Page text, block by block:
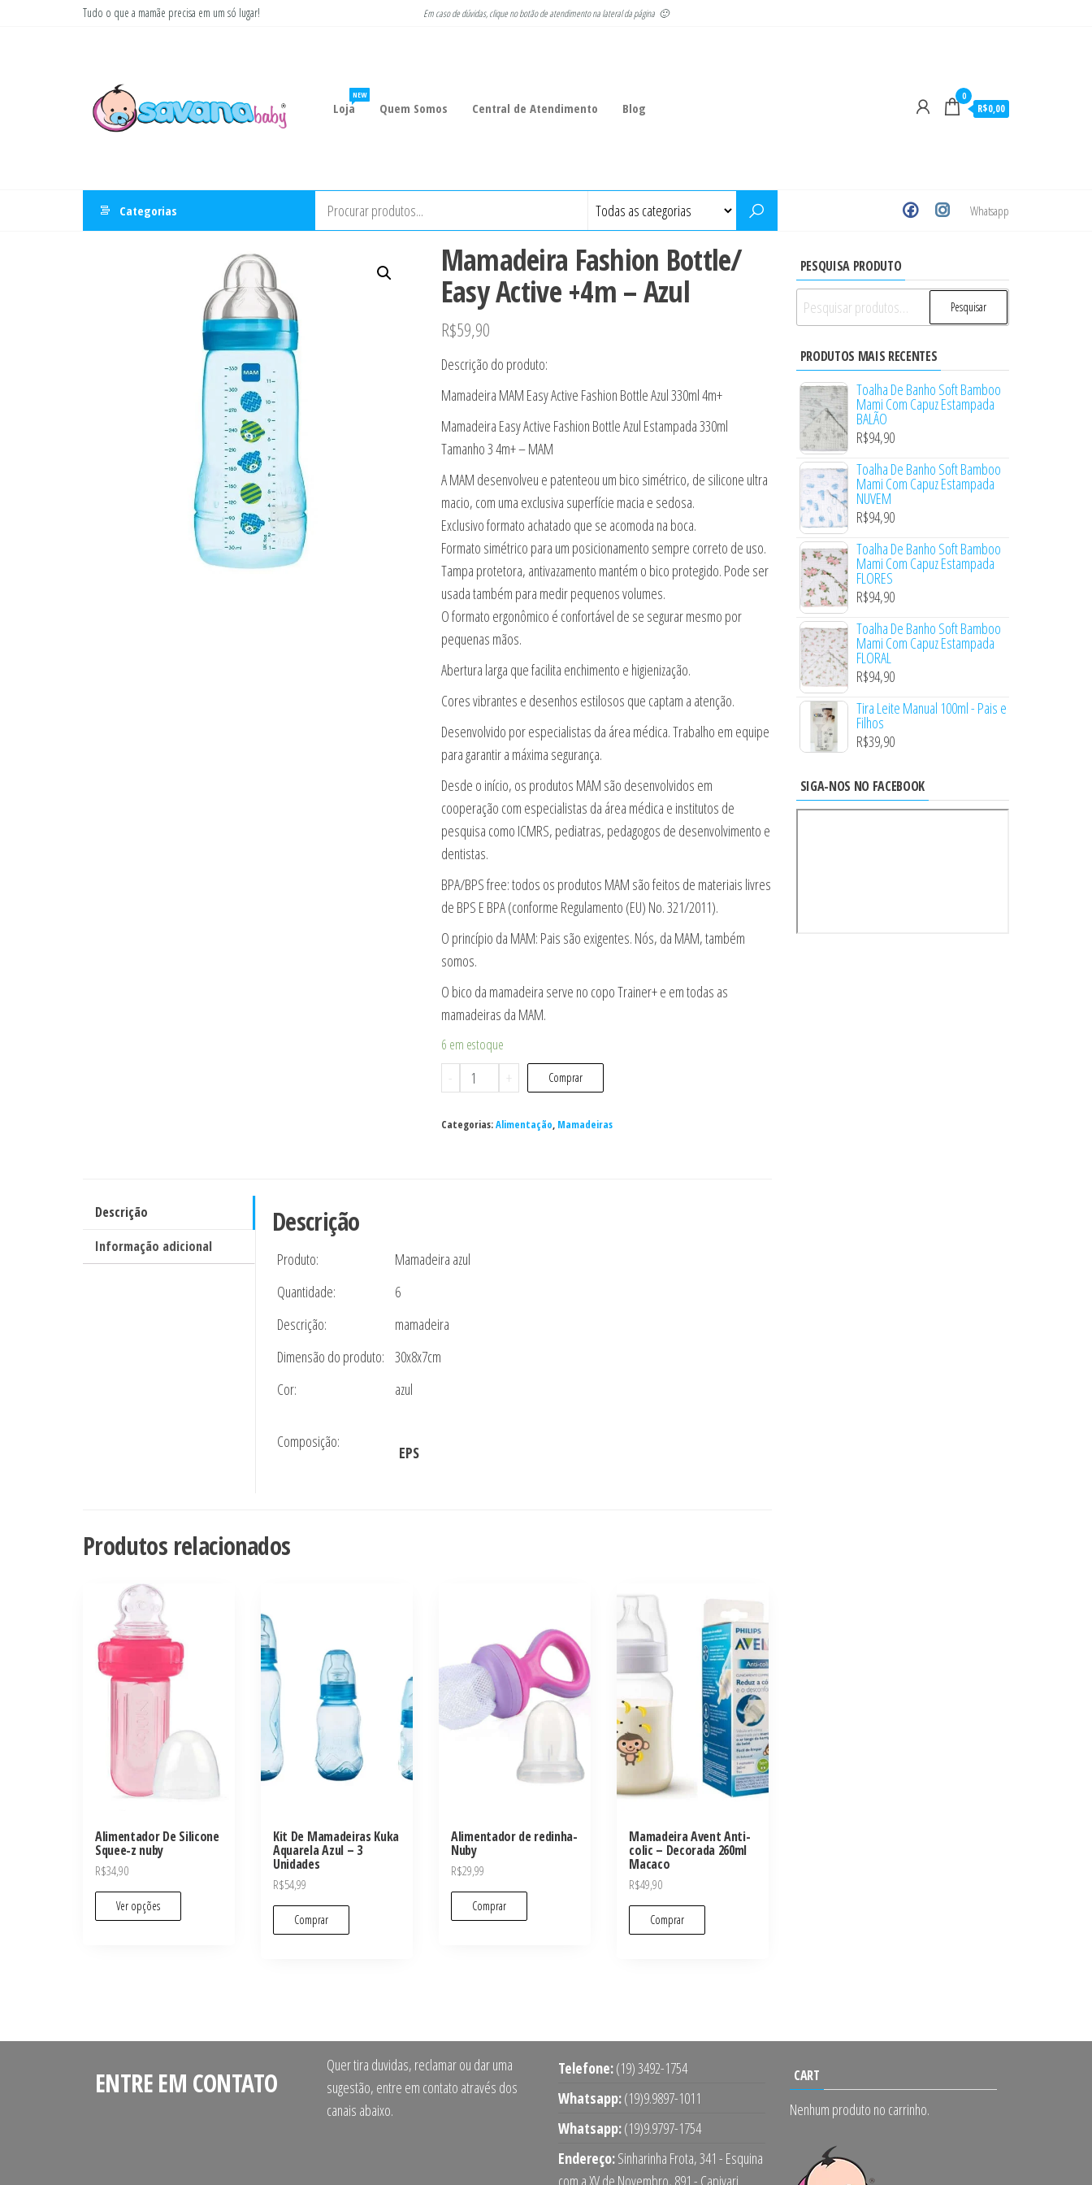
Tudo o que a mamãe precisa em um só lugar! Em caso de dúvidas, clique no botão de atendimento na lateral da página 🙂
Loja
NEW
Quem Somos Central de Atendimento Blog
0
R$0,00
Categorias Whatsapp
Mamadeira Fashion Bottle/
Easy Active +4m – Azul
R$59,90
Descrição do produto:
Mamadeira MAM Easy Active Fashion Bottle Azul 330ml 4m+
Mamadeira Easy Active Fashion Bottle Azul Estampada 330ml
Tamanho 3 4m+ – MAM
A MAM desenvolveu e patenteou um bico simétrico, de silicone ultra
macio, com uma exclusiva superfície macia e sedosa.
Exclusivo formato achatado que se acomoda na boca.
Formato simétrico para um posicionamento sempre correto de uso.
Tampa protetora, antivazamento mantém o bico protegido. Pode ser
usada também para medir pequenos volumes.
O formato ergonômico é confortável de se segurar mesmo por
pequenas mãos.
Abertura larga que facilita enchimento e higienização.
Cores vibrantes e desenhos estilosos que captam a atenção.
Desenvolvido por especialistas da área médica. Trabalho em equipe
para garantir a máxima segurança.
Desde o início, os produtos MAM são desenvolvidos em
cooperação com especialistas da área médica e institutos de
pesquisa como ICMRS, pediatras, pedagogos de desenvolvimento e
dentistas.
BPA/BPS free: todos os produtos MAM são feitos de materiais livres
de BPS E BPA (conforme Regulamento (EU) No. 321/2011).
O princípio da MAM: Pais são exigentes. Nós, da MAM, também
somos.
O bico da mamadeira serve no copo Trainer+ e em todas as
mamadeiras da MAM.
6 em estoque
-
Mamadeira
Fashion
Bottle/
quantidade
+ Comprar
Categorias:Alimentação, Mamadeiras
Descrição
Informação adicional
Descrição
Produto:
Mamadeira azul
Quantidade:
6
Descrição:
mamadeira
Dimensão do produto: 30x8x7cm
Cor:
azul
Composição:
EPS
Produtos relacionados
Alimentador De Silicone
Squee-z nuby
R$34,90
Ver opções
Kit De Mamadeiras Kuka
Aquarela Azul – 3
Unidades
R$54,99
Comprar
Alimentador de redinha-
Nuby
R$29,99
Comprar
Mamadeira Avent Anti-
colic – Decorada 260ml
Macaco
R$49,90
Comprar
PESQUISA PRODUTO
Pesquisar
por:
Pesquisar
PRODUTOS MAIS RECENTES
Toalha De Banho Soft Bamboo
Mami Com Capuz Estampada
BALÃO
R$94,90
Toalha De Banho Soft Bamboo
Mami Com Capuz Estampada
NUVEM
R$94,90
Toalha De Banho Soft Bamboo
Mami Com Capuz Estampada
FLORES
R$94,90
Toalha De Banho Soft Bamboo
Mami Com Capuz Estampada
FLORAL
R$94,90
Tira Leite Manual 100ml - Pais e
Filhos
R$39,90
SIGA-NOS NO FACEBOOK
ENTRE EM CONTATO
Quer tira duvidas, reclamar ou dar uma
sugestão, entre em contato através dos
canais abaixo.
Telefone:(19) 3492-1754
Whatsapp:(19)9.9897-1011
Whatsapp:(19)9.9797-1754
Endereço:Sinharinha Frota, 341 - Esquina
CART
Nenhum produto no carrinho.